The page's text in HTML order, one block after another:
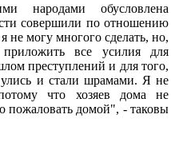
народами обусловлена
совершили по отношению
могу многого сделать, но,
все усилия для
преступлений и для того,
и стали шрамами. Я не
что хозяев дома не
пожаловать домой", - таковы